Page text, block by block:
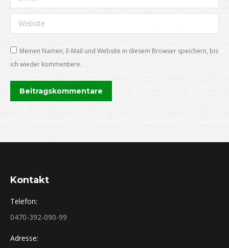
Website
Meinen Namen, E-Mail und Website in diesem Browser speichern, bis
ich wieder kommentiere.
Beitragskommentare
Kontakt
Telefon:
0470-392-090-99
Adresse: